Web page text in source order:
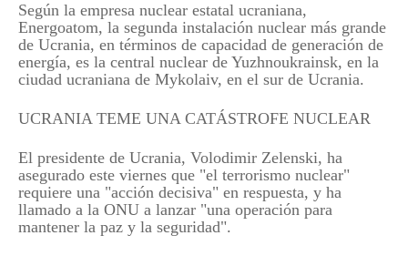
Según la empresa nuclear estatal ucraniana,
Energoatom, la segunda instalación nuclear más grande
de Ucrania, en términos de capacidad de generación de
energía, es la central nuclear de Yuzhnoukrainsk, en la
ciudad ucraniana de Mykolaiv, en el sur de Ucrania.
UCRANIA TEME UNA CATÁSTROFE NUCLEAR
El presidente de Ucrania, Volodimir Zelenski, ha
asegurado este viernes que "el terrorismo nuclear"
requiere una "acción decisiva" en respuesta, y ha
llamado a la ONU a lanzar "una operación para
mantener la paz y la seguridad".